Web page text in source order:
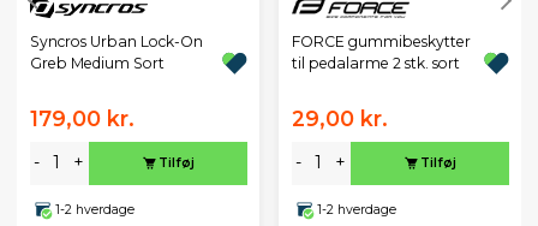
Syncros Urban Lock-On
Greb Medium Sort
179,00 kr.
- + Tilføj
1-2 hverdage
FORCE gummibeskytter
til pedalarme 2 stk. sort
29,00 kr.
- + Tilføj
1-2 hverdage